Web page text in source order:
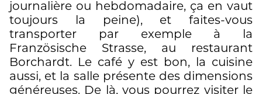
journalière ou hebdomadaire, ça en vaut
toujours la peine), et faites-vous
transporter par exemple à la
Französische Strasse, au restaurant
Borchardt. Le café y est bon, la cuisine
aussi, et la salle présente des dimensions
généreuses. De là, vous pourrez visiter le